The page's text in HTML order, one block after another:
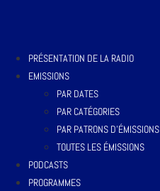
PRÉSENTATION DE LA RADIO
EMISSIONS
PAR DATES
PAR CATÉGORIES
PAR PATRONS D’ÉMISSIONS
TOUTES LES ÉMISSIONS
PODCASTS
PROGRAMMES